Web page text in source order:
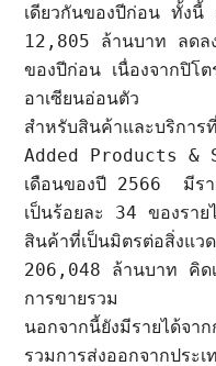
เดียวกันของปีก่อน ทั้งนี้
12,805 ล้านบาท ลดล
ของปีก่อน เนื่องจากปิโ
อาเซียนอ่อนตัว
สำหรับสินค้าและบริกา
Added Products &
เดือนของปี 2566  มีร
เป็นร้อยละ 34 ของราย
สินค้าที่เป็นมิตรต่อสิ่งแ
206,048 ล้านบาท คิด
การขายรวม
นอกจากนี้ยังมีรายได้จา
รวมการส่งออกจากประ